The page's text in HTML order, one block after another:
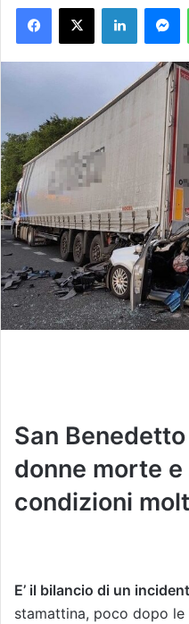
San
donne morte
condizioni
E’ il bilancio di un
stamattina, poco dopo